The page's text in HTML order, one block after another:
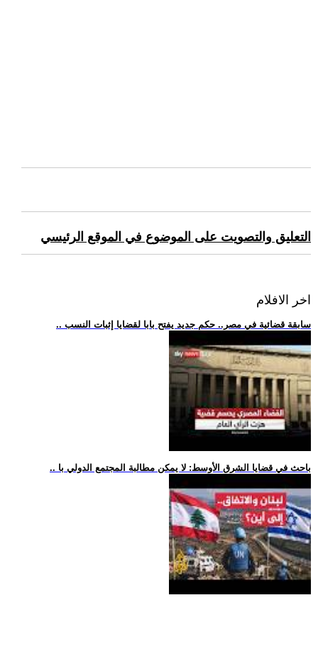
التعليق والتصويت على الموضوع في الموقع الرئيسي
اخر الافلام
.. سابقة قضائية في مصر.. حكم جديد يفتح بابا لقضايا إثبات النسب
.. باحث في قضايا الشرق الأوسط: لا يمكن مطالبة المجتمع الدولي با